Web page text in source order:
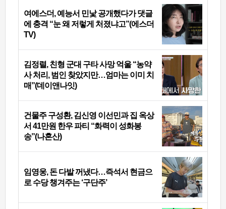
여에스더, 예능서 민낯 공개했다가 댓글
에 충격 “눈 왜 저렇게 처졌냐고”(에스더
TV)
김정렬, 친형 군대 구타 사망 억울 “농약
사 처리, 범인 찾았지만…엄마는 이미 치
매”(데이앤나잇)
건물주 구성환, 김신영 이선민과 집 옥상
서 41만원 한우 파티 “화력이 성화봉
송”(나혼산)
임영웅, 돈 다발 꺼냈다…즉석서 현금으
로 수당 챙겨주는 ‘구단주’